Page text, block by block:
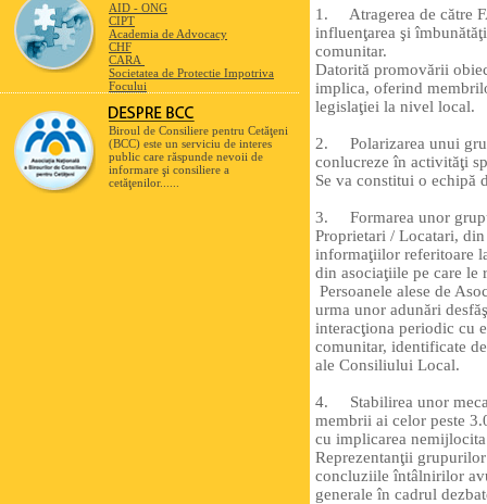
AID - ONG
CIPT
Academia de Advocacy
CHF
CARA
Societatea de Protectie Impotriva
Focului
Biroul de Consiliere pentru Cetăţeni
(BCC) este un serviciu de interes
public care răspunde nevoii de
informare şi consiliere a
cetăţenilor......
1. Atragerea de către
influenţarea şi
comunitar.
Datorită promovării
implica, oferind
legislaţiei la nivel local.
2. Polarizarea unui
conlucreze în activităţi
Se va constitui o echipă
3. Formarea unor
Proprietari / Locatari,
informaţiilor referitoare
din asociaţiile pe care le
Persoanele alese de
urma unor adunări
interacţiona periodic cu
comunitar, identificate
ale Consiliului Local.
4. Stabilirea unor
membrii ai celor peste
cu implicarea
Reprezentanţii
concluziile întâlnirilor
generale în cadrul